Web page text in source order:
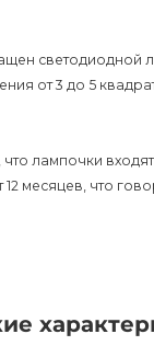
светодиодной
от 3 до 5
что лампочки
12 месяцев, что
его в
и комфортную